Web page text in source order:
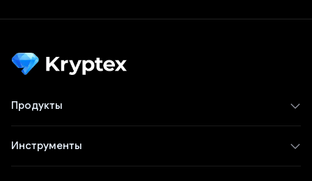
Продукты
Инструменты